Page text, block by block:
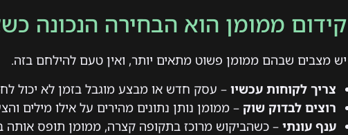
קידום ממומן הוא הבחירה הנכונה
יש מצבים שבהם ממומן פשוט מתאים יותר, ואין טעם להילחם בזה.
צריך לקוחות עכשיו – עסק חדש או מבצע מוגבל בזמן לא יכול
רוצים לבדוק שוק – ממומן נותן נתונים מהירים על אילו מילים
ענף עונתי – כשהביקוש מרוכז בתקופה קצרה, ממומן תופס אותה